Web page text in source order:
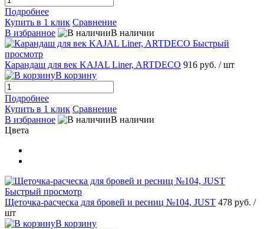
Подробнее
Купить в 1 клик Сравнение
В избранное
В наличии
Быстрый
просмотр
Карандаш для век KAJAL Liner, ARTDECO 916 руб. / шт
В корзину
Подробнее
Купить в 1 клик Сравнение
В избранное
В наличии
Цвета
Быстрый просмотр
Щеточка-расческа для бровей и ресниц №104, JUST 478 руб. /
шт
В корзину